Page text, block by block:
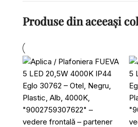
Produse din aceeași